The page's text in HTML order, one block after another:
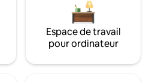
Espace de travail
pour ordinateur